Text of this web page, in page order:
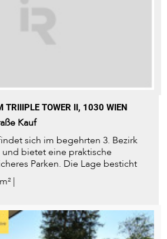
TRIIIPLE TOWER II, 1030 WIEN
Kauf
sich im begehrten 3. Bezirk
und bietet eine praktische
Parken. Die Lage besticht
|